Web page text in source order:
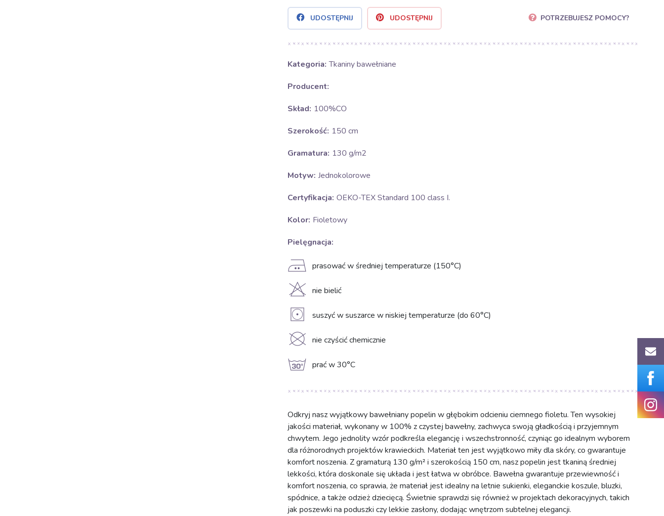
UDOSTĘPNIJ UDOSTĘPNIJ POTRZEBUJESZ POMOCY?
Kategoria: Tkaniny bawełniane
Producent:
Skład: 100%CO
Szerokość: 150 cm
Gramatura: 130 g/m2
Motyw: Jednokolorowe
Certyfikacja: OEKO-TEX Standard 100 class I.
Kolor: Fioletowy
Pielęgnacja:
E prasować w średniej temperaturze (150°C)
H nie bielić
V suszyć w suszarce w niskiej temperaturze (do 60°C)
K nie czyścić chemicznie
g prać w 30°C
Odkryj nasz wyjątkowy bawełniany popelin w głębokim odcieniu ciemnego fioletu. Ten wysokiej
jakości materiał, wykonany w 100% z czystej bawełny, zachwyca swoją gładkością i przyjemnym
chwytem. Jego jednolity wzór podkreśla elegancję i wszechstronność, czyniąc go idealnym wyborem
dla różnorodnych projektów krawieckich. Materiał ten jest wyjątkowo miły dla skóry, co gwarantuje
komfort noszenia. Z gramaturą 130 g/m² i szerokością 150 cm, nasz popelin jest tkaniną średniej
lekkości, która doskonale się układa i jest łatwa w obróbce. Bawełna gwarantuje przewiewność i
komfort noszenia, co sprawia, że materiał jest idealny na letnie sukienki, eleganckie koszule, bluzki,
spódnice, a także odzież dziecięcą. Świetnie sprawdzi się również w projektach dekoracyjnych, takich
jak poszewki na poduszki czy lekkie zasłony, dodając wnętrzom subtelnej elegancji.